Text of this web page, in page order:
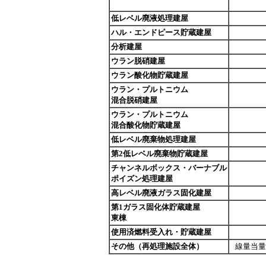
低レベル廃液処理建屋
ハル・エンドピース貯蔵建屋
分析建屋
ウラン脱硝建屋
ウラン酸化物貯蔵建屋
ウラン・プルトニウム
混合脱硝建屋
ウラン・プルトニウム
混合酸化物貯蔵建屋
低レベル廃棄物処理建屋
第2低レベル廃棄物貯蔵建屋
チャンネルボックス・バーナブル
ポイズン処理建屋
高レベル廃液ガラス固化建屋
第1ガラス固化体貯蔵建屋
東棟
使用済燃料受入れ・貯蔵建屋
その他（再処理施設全体）
線量当